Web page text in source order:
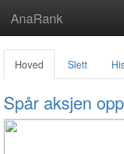
AnaRank
Hoved Slett
Spår aksjen